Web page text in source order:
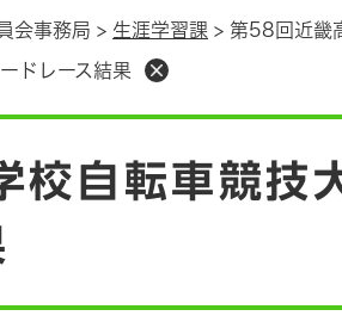
会事務局 > 生涯学習課 > 第58回近畿
ドレース結果
校自転車競技